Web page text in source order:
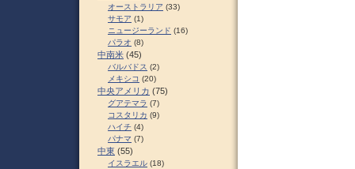
オーストラリア (33)
サモア (1)
ニュージーランド (16)
パラオ (8)
中南米 (45)
バルバドス (2)
メキシコ (20)
中央アメリカ (75)
グアテマラ (7)
コスタリカ (9)
ハイチ (4)
パナマ (7)
中東 (55)
イスラエル (18)